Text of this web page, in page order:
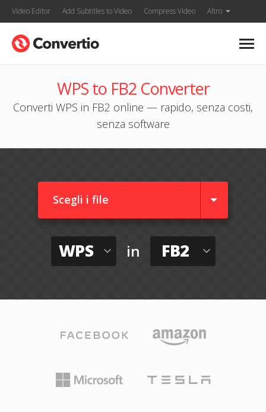
Video Editor Add Subtitles to Video Compress Video Altro
WPS to FB2 Converter
Converti WPS in FB2 online — rapido, senza costi,
senza software
Scegli i file
WPS in FB2